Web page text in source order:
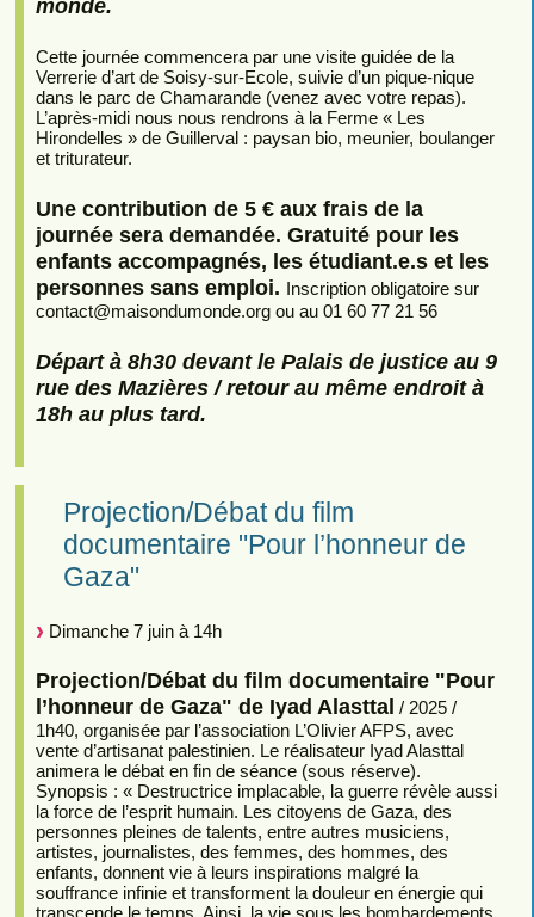
monde.
Cette journée commencera par une visite guidée de la
Verrerie d’art de Soisy-sur-Ecole, suivie d’un pique-nique
dans le parc de Chamarande (venez avec votre repas).
L’après-midi nous nous rendrons à la Ferme « Les
Hirondelles » de Guillerval : paysan bio, meunier, boulanger
et triturateur.
Une contribution de 5 € aux frais de la
journée sera demandée. Gratuité pour les
enfants accompagnés, les étudiant.e.s et les
personnes sans emploi. Inscription obligatoire sur
contact@maisondumonde.org ou au 01 60 77 21 56
Départ à 8h30 devant le Palais de justice au 9
rue des Mazières / retour au même endroit à
18h au plus tard.
Projection/Débat du film
documentaire "Pour l’honneur de
Gaza"
Dimanche 7 juin à 14h
Projection/Débat du film documentaire "Pour
l’honneur de Gaza" de Iyad Alasttal / 2025 /
1h40, organisée par l’association L’Olivier AFPS, avec
vente d’artisanat palestinien. Le réalisateur Iyad Alasttal
animera le débat en fin de séance (sous réserve).
Synopsis : « Destructrice implacable, la guerre révèle aussi
la force de l’esprit humain. Les citoyens de Gaza, des
personnes pleines de talents, entre autres musiciens,
artistes, journalistes, des femmes, des hommes, des
enfants, donnent vie à leurs inspirations malgré la
souffrance infinie et transforment la douleur en énergie qui